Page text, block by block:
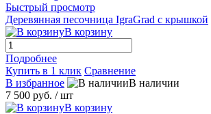
Быстрый просмотр
Деревянная песочница IgraGrad с крышкой
В корзину
Подробнее
Купить в 1 клик Сравнение
В избранное
В наличии
7 500 руб. / шт
В корзину